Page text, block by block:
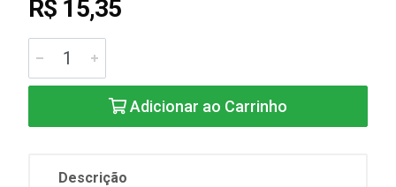
R$ 15,35
Adicionar ao Carrinho
Descrição